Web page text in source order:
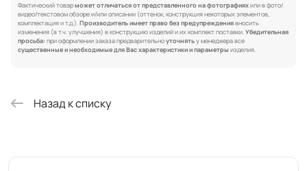
Фактический товарможет отличаться от представленного на фотографияхили в фото/
видео/текстовом обзоре и/или описании (оттенок, конструкция некоторых элементов,
комплектация и т.д.).Производитель имеет право без предупреждениявносить
изменения (в т.ч. улучшения) в конструкцию изделий и их комплект поставки.Убедительная
просьба: при оформлении заказа предварительноуточнятьу менеджера все
существенные и необходимые для Вас характеристики и параметры изделия.
Назад к списку